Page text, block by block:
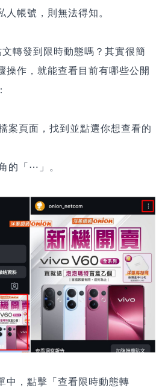
帳號，則無法得知。
轉發到限時動態嗎？其實很簡
操作，就能查看目前有哪些公開
案頁面，找到並點選你想查看的
的「⋯」。
中，點擊「查看限時動態轉